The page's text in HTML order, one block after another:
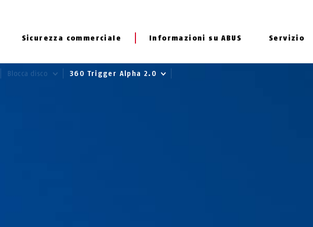
Sicurezza commerciale Informazioni su ABUS Servizio
Blocca disco 360 Trigger Alpha 2.0